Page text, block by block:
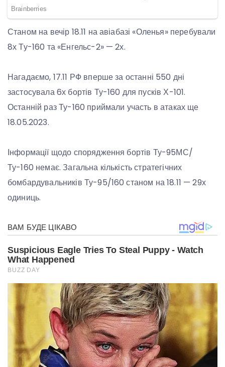
Станом на вечір 18.11 на авіабазі «Оленья» перебували
8х Ту-160 та «Енгельс-2» — 2х.
Нагадаємо, 17.11 РФ вперше за останні 550 дні
застосувала 6х бортів Ту-160 для пусків Х-101.
Останній раз Ту-160 приймали участь в атаках ще
18.05.2023.
Інформації щодо спорядження бортів Ту-95МС/
Ту-160 немає. Загальна кількість стратегічних
бомбардувальників Ту-95/160 станом на 18.11 — 29х
одиниць.